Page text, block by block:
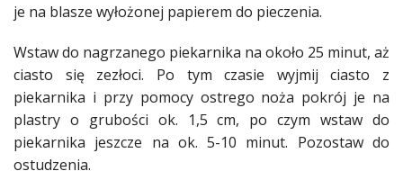
je na blasze wyłożonej papierem do pieczenia.
Wstaw do nagrzanego piekarnika na około 25 minut, aż
ciasto się zezłoci. Po tym czasie wyjmijciasto z
piekarnika i przy pomocyostrego noża pokrój je na
plastry o grubości ok. 1,5 cm, po czym wstaw do
piekarnika jeszcze na ok. 5-10 minut. Pozostaw do
ostudzenia.